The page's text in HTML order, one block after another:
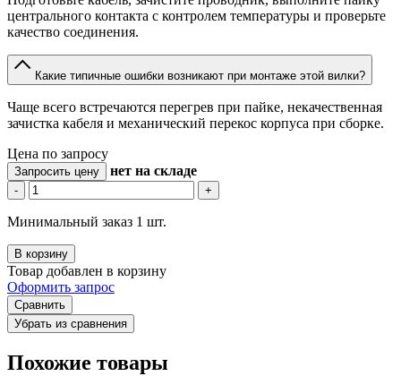
центрального контакта с контролем температуры и проверьте
качество соединения.
Какие типичные ошибки возникают при монтаже этой вилки?
Чаще всего встречаются перегрев при пайке, некачественная
зачистка кабеля и механический перекос корпуса при сборке.
Цена по запросу
Запросить цену нет на складе
- +
Минимальный заказ 1 шт.
В корзину
Товар добавлен в корзину
Оформить запрос
Сравнить
Убрать из сравнения
Похожие товары